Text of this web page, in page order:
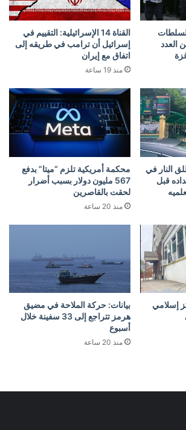
العدد
القناة 14 الإسرائيلية: التقييم في
إسرائيل أن ترامب في طريقه إلى
اتفاق مع إيران
منذ 19 ساعة
النار في
قبل
محكمة أمريكية تلزم “ميتا” بدفع
567 مليون دولار بسبب أضرار
لحقت بالقاصرين
منذ 20 ساعة
إسلامي
بيانات: حركة الملاحة في مضيق
هرمز تتراجع إلى 33 سفينة خلال
أسبوع
منذ 20 ساعة